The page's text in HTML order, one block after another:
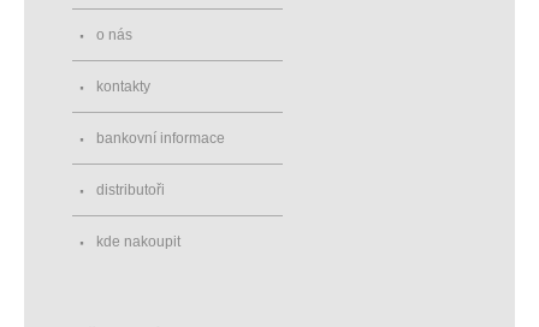
o nás
kontakty
bankovní informace
distributoři
kde nakoupit